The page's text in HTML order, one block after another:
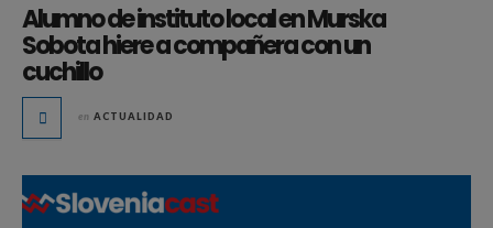
Alumno de instituto local en Murska
Sobota hiere a compañera con un
cuchillo
en ACTUALIDAD